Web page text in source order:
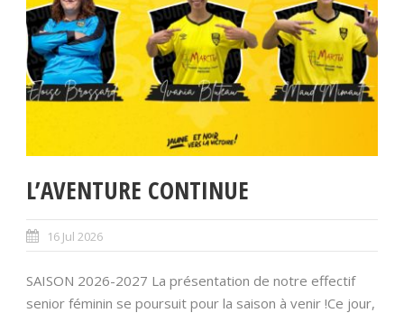
L’AVENTURE CONTINUE
16 Jul 2026
SAISON 2026-2027 La présentation de notre effectif
senior féminin se poursuit pour la saison à venir !Ce jour,